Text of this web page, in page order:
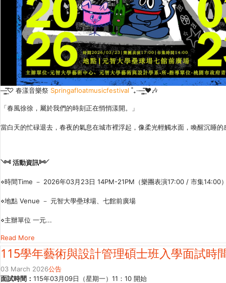
—̳͟͞͞♡ 春漾音樂祭 Springafloatmusicfestival ˚₊·—̳͟͞͞♥🎶
「春風徐徐，屬於我們的時刻正在悄悄漾開。」
當白天的忙碌退去，春夜的氣息在城市裡浮起，像柔光輕觸水面，喚醒沉睡的
༺ 活動資訊༻
⋄時間Time － 2026年03月23日 14PM-21PM（樂團表演17:00 / 市集14:00
⋄地點 Venue － 元智大學壘球場、七館前廣場
⋄主辦單位 一元...
Read More
115學年藝術與設計管理碩士班入學面試時
03 March 2026公告
面試時間： 115年03月09日（星期一）11：10 開始